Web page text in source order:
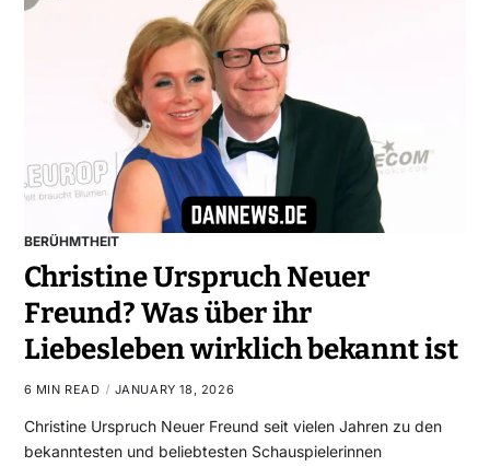
BERÜHMTHEIT
Christine Urspruch Neuer
Freund? Was über ihr
Liebesleben wirklich bekannt ist
6 MIN READ JANUARY 18, 2026
Christine Urspruch Neuer Freund seit vielen Jahren zu den
bekanntesten und beliebtesten Schauspielerinnen